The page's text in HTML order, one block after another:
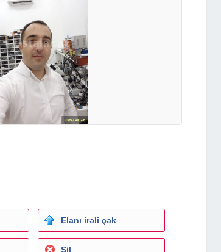
Elanı irəli çək
Sil